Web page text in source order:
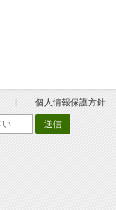
個人情報保護方針
送信